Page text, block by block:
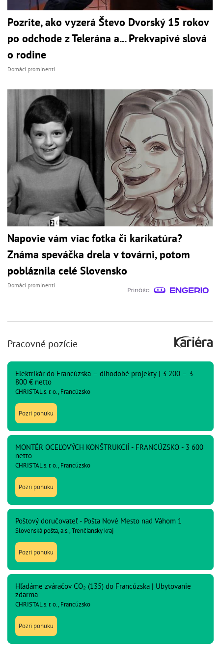
Pozrite, ako vyzerá Števo Dvorský 15 rokov
po odchode z Telerána a... Prekvapivé slová
o rodine
Domáci prominenti
Napovie vám viac fotka či karikatúra?
Známa speváčka drela v továrni, potom
pobláznila celé Slovensko
Domáci prominenti
Pracovné pozície
Elektrikár do Francúzska – dlhodobé projekty | 3 200 – 3
800 € netto
CHRISTAL s. r. o., Francúzsko
Pozri ponuku
MONTÉR OCEĽOVÝCH KONŠTRUKCIÍ - FRANCÚZSKO - 3 600
netto
CHRISTAL s. r. o., Francúzsko
Pozri ponuku
Poštový doručovateľ - Pošta Nové Mesto nad Váhom 1
Slovenská pošta, a.s., Trenčiansky kraj
Pozri ponuku
Hľadáme zváračov CO₂ (135) do Francúzska | Ubytovanie
zdarma
CHRISTAL s. r. o., Francúzsko
Pozri ponuku